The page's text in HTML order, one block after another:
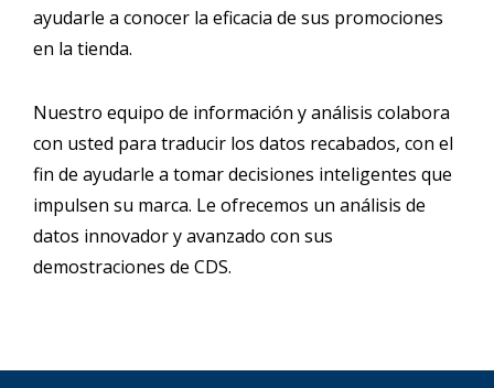
ayudarle a conocer la eficacia de sus promociones
en la tienda.
Nuestro equipo de información y análisis colabora
con usted para traducir los datos recabados, con el
fin de ayudarle a tomar decisiones inteligentes que
impulsen su marca. Le ofrecemos un análisis de
datos innovador y avanzado con sus
demostraciones de CDS.